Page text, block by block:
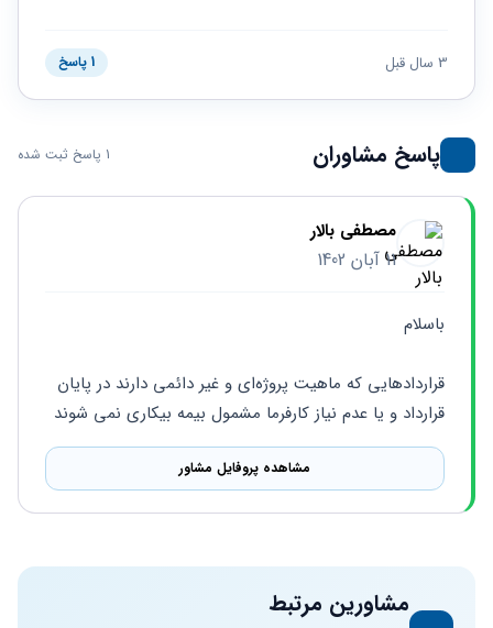
حقوقی
خانواده
حقوقی
کسب
بهینه
سایت
3 سال قبل 1 پاسخ
پاسخ مشاوران 1 پاسخ ثبت شده
مصطفی بالار
11 آبان 1402
باسلام
قرارداد و یا عدم نیاز کارفرما مشمول بیمه بیکاری نمی شوند
مشاهده پروفایل مشاور
مشاورین مرتبط